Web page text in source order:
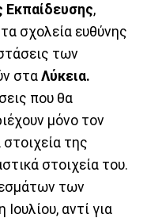
Εκπαίδευσης,
σχολεία ευθύνης
των
στα Λύκεια.
που θα
μόνο τον
της
στοιχεία του.
των
αντί για